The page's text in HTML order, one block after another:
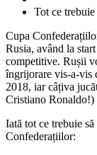
Tot ce
Cupa
Rusia, având la
competitive. Rușii
îngrijorare vis-a-vis
2018, iar câțiva
Cristiano Ronaldo!)
Iată tot ce trebuie
Confederațiilor: